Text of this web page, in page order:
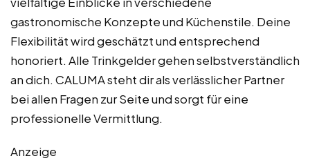
gastronomische Konzepte und Küchenstile. Deine
Flexibilität wird geschätzt und entsprechend
honoriert. Alle Trinkgelder gehen selbstverständlich
an dich. CALUMA steht dir als verlässlicher Partner
bei allen Fragen zur Seite und sorgt für eine
professionelle Vermittlung.
Anzeige